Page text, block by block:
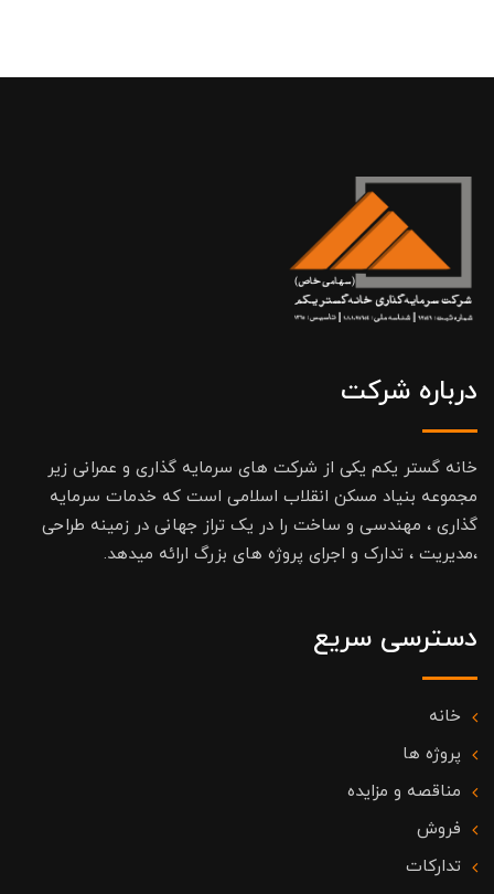
درباره شرکت
خانه گستر یکم یکی از شرکت های سرمایه گذاری و عمرانی زیر
مجموعه بنیاد مسکن انقلاب اسلامی است که خدمات سرمایه
گذاری ، مهندسی و ساخت را در یک تراز جهانی در زمینه طراحی
،مدیریت ، تدارک و اجرای پروژه های بزرگ ارائه میدهد.
دسترسی سریع
خانه
پروژه ها
مناقصه و مزایده
فروش
تدارکات